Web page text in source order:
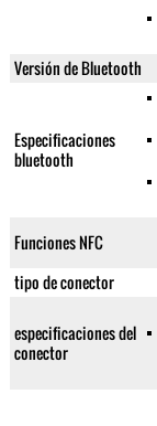
Versión de Bluetooth
Especificaciones
bluetooth
Funciones NFC
tipo de conector
especificaciones del
conector